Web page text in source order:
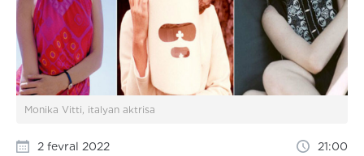
Monika Vitti, italyan aktrisa
2 fevral 2022 21:00